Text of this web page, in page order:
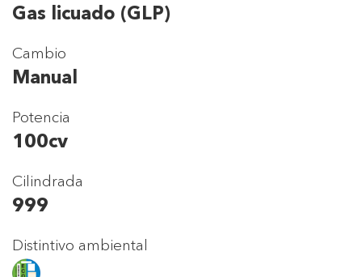
Gas licuado (GLP)
Cambio
Manual
Potencia
100cv
Cilindrada
999
Distintivo ambiental